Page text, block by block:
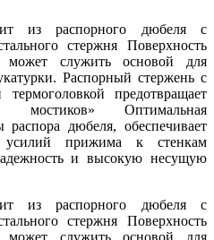
из распорного дюбеля с
стержня Поверхность
может служить основой для
Распорный стержень с
предотвращает
мостиков» Оптимальная
дюбеля, обеспечивает
усилий прижима к стенкам
и высокую несущую
из распорного дюбеля с
стержня Поверхность
может служить основой для